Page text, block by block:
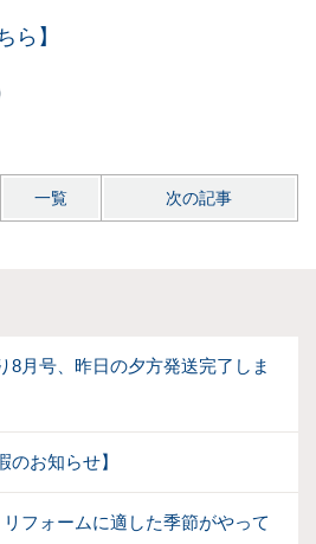
ら】
一覧 次の記事
8月号、昨日の夕方発送完了しま
のお知らせ】
リフォームに適した季節がやって